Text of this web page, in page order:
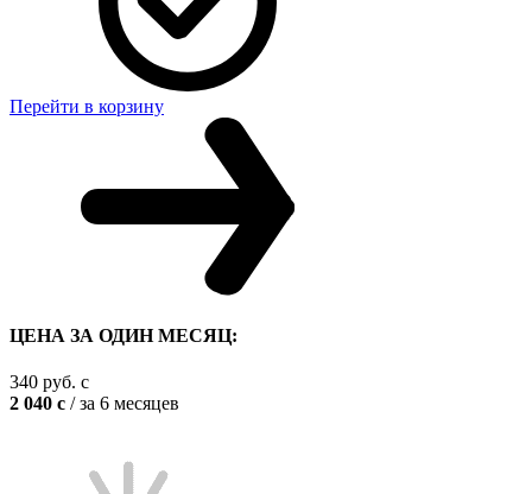
Перейти в корзину
ЦЕНА ЗА ОДИН МЕСЯЦ:
340 руб. c
2 040 c / за 6 месяцев